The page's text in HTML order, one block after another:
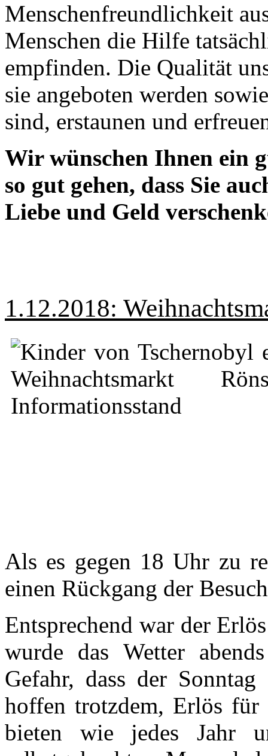
Menschenfreundlichkeit
Menschen die Hilfe
empfinden. Die Qualität
sie angeboten werden
sind, erstaunen und
Wir wünschen Ihnen ein
so gut gehen, dass Sie
Liebe und Geld
1.12.2018:
Als es gegen 18 Uhr zu
einen Rückgang der
Entsprechend war der
wurde das Wetter
Gefahr, dass der
hoffen trotzdem, Erlös für
bieten wie jedes Jahr